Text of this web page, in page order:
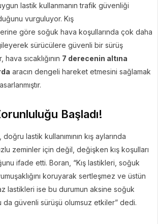
lastik kullanmanın trafik güvenliği
vurguluyor. Kış
göre soğuk hava koşullarında çok daha
sürücülere güvenli bir sürüş
sıcaklığının 7 derecenin altına
aracın dengeli hareket etmesini sağlamak
Başladı!
lastik kullanımının kış aylarında
zeminler için değil, değişken kış koşulları
ifade etti. Boran, “Kış lastikleri, soğuk
koruyarak sertleşmez ve üstün
lastikleri ise bu durumun aksine soğuk
da güvenli sürüşü olumsuz etkiler” dedi.